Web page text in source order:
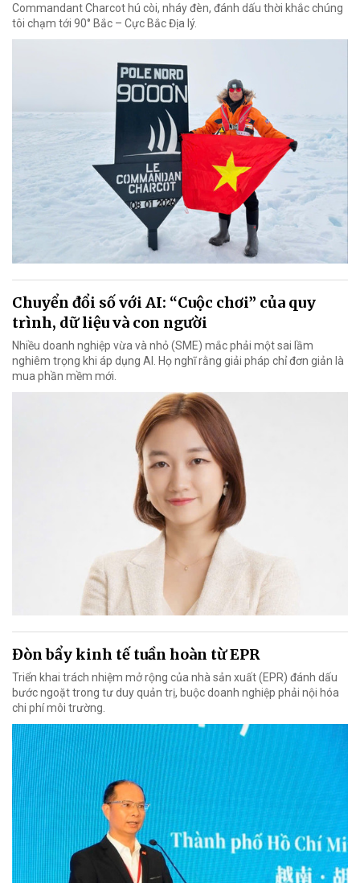
Commandant Charcot hú còi, nháy đèn, đánh dấu thời khắc chúng
tôi chạm tới 90° Bắc – Cực Bắc Địa lý.
Chuyển đổi số với AI: “Cuộc chơi” của quy
trình, dữ liệu và con người
Nhiều doanh nghiệp vừa và nhỏ (SME) mắc phải một sai lầm
nghiêm trọng khi áp dụng AI. Họ nghĩ rằng giải pháp chỉ đơn giản là
mua phần mềm mới.
Đòn bẩy kinh tế tuần hoàn từ EPR
Triển khai trách nhiệm mở rộng của nhà sản xuất (EPR) đánh dấu
bước ngoặt trong tư duy quản trị, buộc doanh nghiệp phải nội hóa
chi phí môi trường.